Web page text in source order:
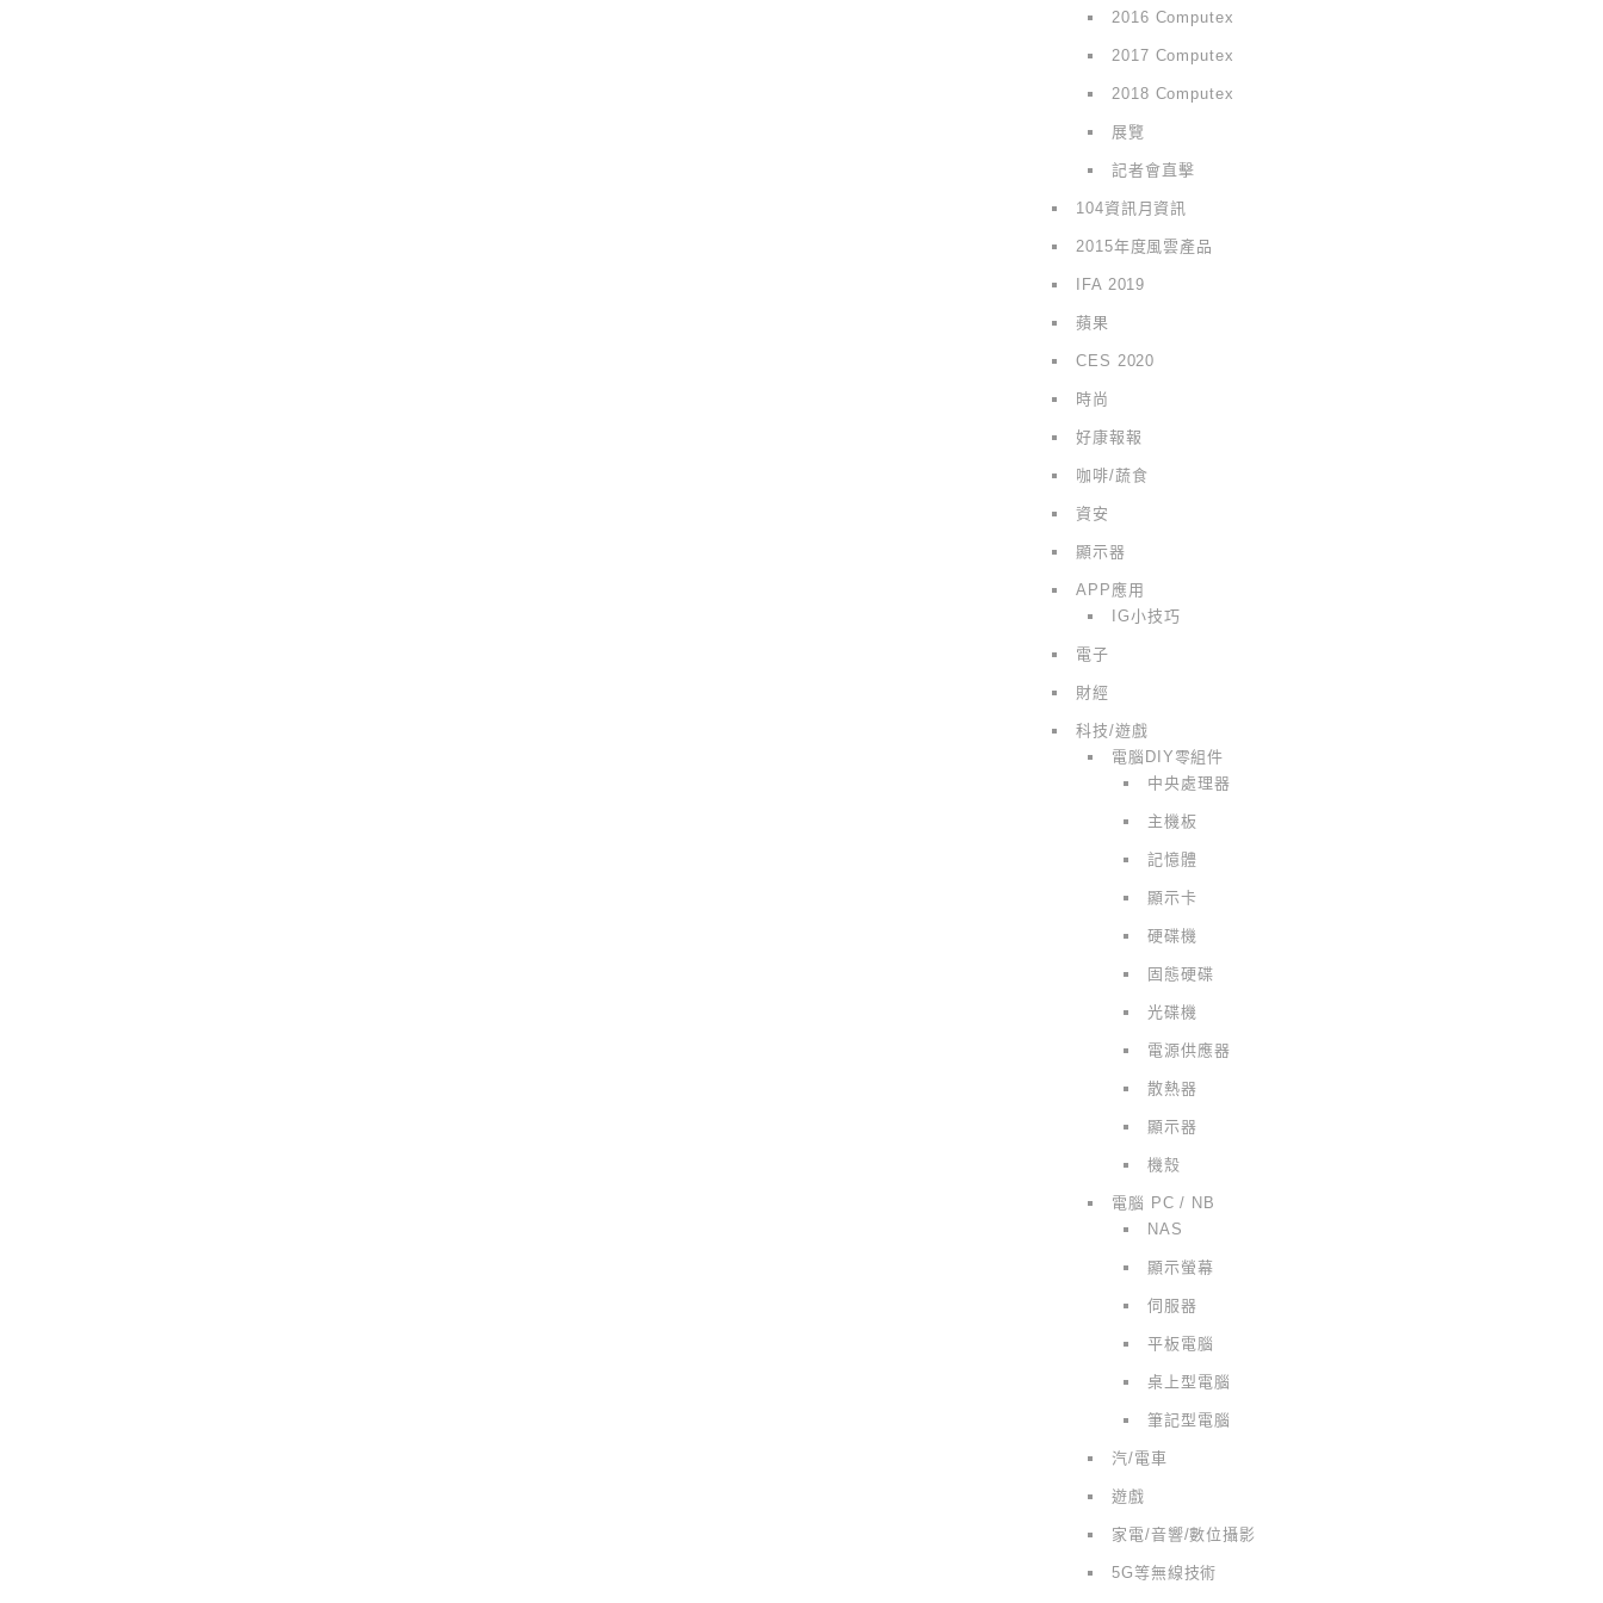
2016 Computex
2017 Computex
2018 Computex
展覽
記者會直擊
104資訊月資訊
2015年度風雲產品
IFA 2019
蘋果
CES 2020
時尚
好康報報
咖啡/蔬食
資安
顯示器
APP應用
IG小技巧
電子
財經
科技/遊戲
電腦DIY零組件
中央處理器
主機板
記憶體
顯示卡
硬碟機
固態硬碟
光碟機
電源供應器
散熱器
顯示器
機殼
電腦 PC / NB
NAS
顯示螢幕
伺服器
平板電腦
桌上型電腦
筆記型電腦
汽/電車
遊戲
家電/音響/數位攝影
5G等無線技術